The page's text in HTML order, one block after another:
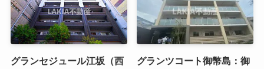
グランセジュール江坂（西
グランツコート御幣島：御